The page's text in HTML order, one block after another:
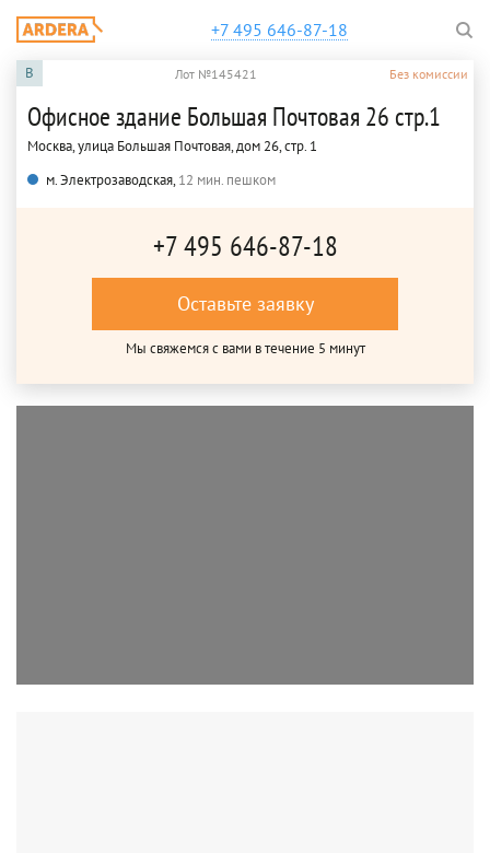
+7 495 646-87-18
B Лот №145421 Без комиссии
Офисное здание Большая Почтовая 26 стр.1
Москва, улица Большая Почтовая, дом 26, стр. 1
м. Электрозаводская,12 мин. пешком
+7 495 646-87-18
Оставьте заявку
Мы свяжемся с вами в течение 5 минут